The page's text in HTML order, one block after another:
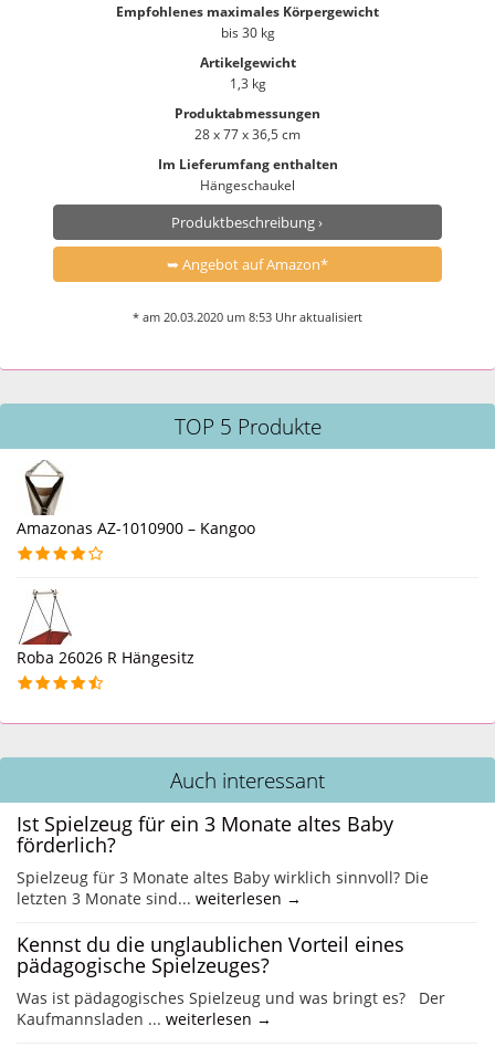
Empfohlenes maximales Körpergewicht
bis 30 kg
Artikelgewicht
1,3 kg
Produktabmessungen
28 x 77 x 36,5 cm
Im Lieferumfang enthalten
Hängeschaukel
Produktbeschreibung ›
➥ Angebot auf Amazon*
* am 20.03.2020 um 8:53 Uhr aktualisiert
TOP 5 Produkte
Amazonas AZ-1010900 – Kangoo
Roba 26026 R Hängesitz
Auch interessant
Ist Spielzeug für ein 3 Monate altes Baby
förderlich?
Spielzeug für 3 Monate altes Baby wirklich sinnvoll? Die
letzten 3 Monate sind... weiterlesen →
Kennst du die unglaublichen Vorteil eines
pädagogische Spielzeuges?
Was ist pädagogisches Spielzeug und was bringt es? Der
Kaufmannsladen ... weiterlesen →